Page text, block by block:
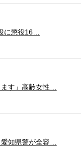
に懲役16…
す」高齢女性…
知県警が全容…